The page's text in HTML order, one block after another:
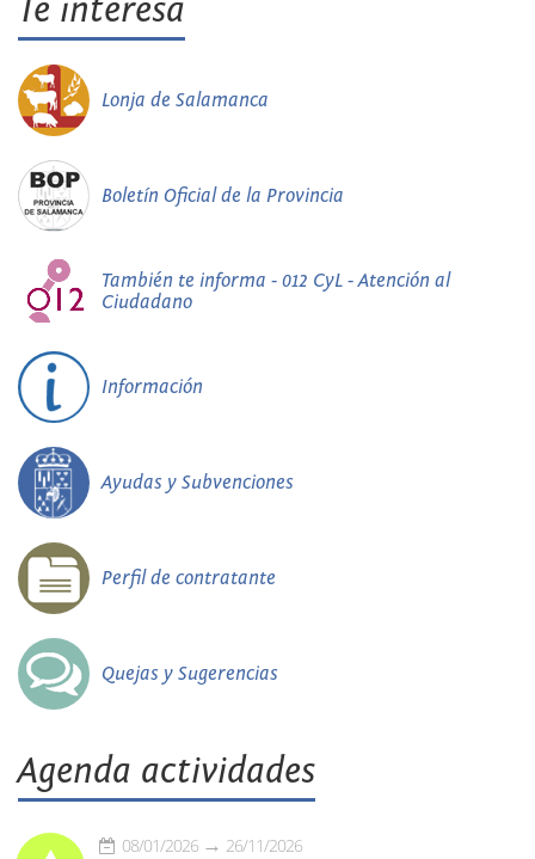
Te interesa
Lonja de Salamanca
Boletín Oficial de la Provincia
También te informa - 012 CyL - Atención al
Ciudadano
Información
Ayudas y Subvenciones
Perfil de contratante
Quejas y Sugerencias
Agenda actividades
08/01/2026 26/11/2026